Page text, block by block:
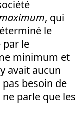
, qui
le
le
minimum et
avait aucun
besoin de
ne parle que les